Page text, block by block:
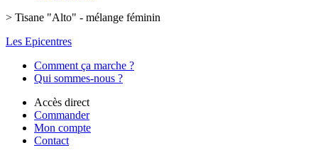
> Tisane "Alto" - mélange féminin
Les Epicentres
Comment ça marche ?
Qui sommes-nous ?
Accès direct
Commander
Mon compte
Contact